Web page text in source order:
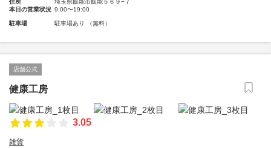
住所
埼玉県飯能市飯能５６９−７
本日の営業状況 9:00〜19:00
駐車場 駐車場あり （無料）
店舗公式
健康工房
3.05
雑貨